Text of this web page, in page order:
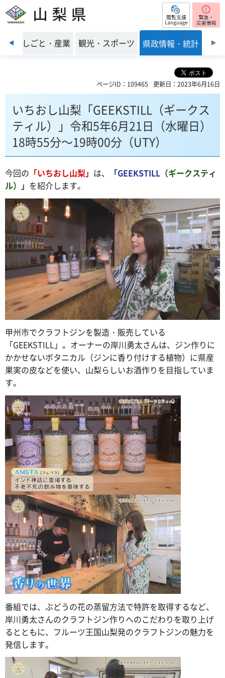
山梨県 閲覧支援
前のスライドを表示
境 しごと・産業 観光・スポーツ 県政情報・統計
ページID：109465 更新日：2023年6月16日
いちおし山梨「GEEKSTILL（ギークス
ティル）」令和5年6月21日（水曜日）
18時55分～19時00分（UTY）
今回の 「いちおし山梨」 は、 「GEEKSTILL （ギークスティ
ル）」 を紹介します。
甲州市でクラフトジンを製造・販売している
「GEEKSTILL」。オーナーの岸川勇太さんは、ジン作りに
かかせないボタニカル（ジンに香り付けする植物）に県産
果実の皮などを使い、山梨らしいお酒作りを目指していま
す。
番組では、ぶどうの花の蒸留方法で特許を取得するなど、
岸川勇太さんのクラフトジン作りへのこだわりを取り上げ
るとともに、フルーツ王国山梨発のクラフトジンの魅力を
発信します。